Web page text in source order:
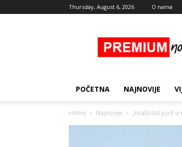
Thursday, August 6, 2026 O nama
Novine
POČETNA NAJNOVIJE
Home Najnovije „Hrabrost pod